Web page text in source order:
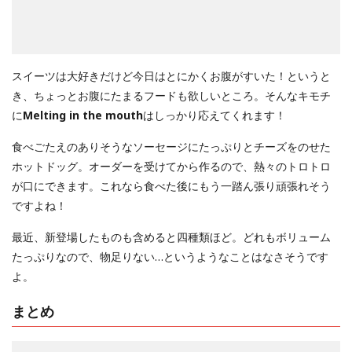
スイーツは大好きだけど今日はとにかくお腹がすいた！というと
き、ちょっとお腹にたまるフードも欲しいところ。そんなキモチ
にMelting in the mouthはしっかり応えてくれます！
食べごたえのありそうなソーセージにたっぷりとチーズをのせた
ホットドッグ。オーダーを受けてから作るので、熱々のトロトロ
が口にできます。これなら食べた後にもう一踏ん張り頑張れそう
ですよね！
最近、新登場したものも含めると四種類ほど。どれもボリューム
たっぷりなので、物足りない…というようなことはなさそうです
よ。
まとめ